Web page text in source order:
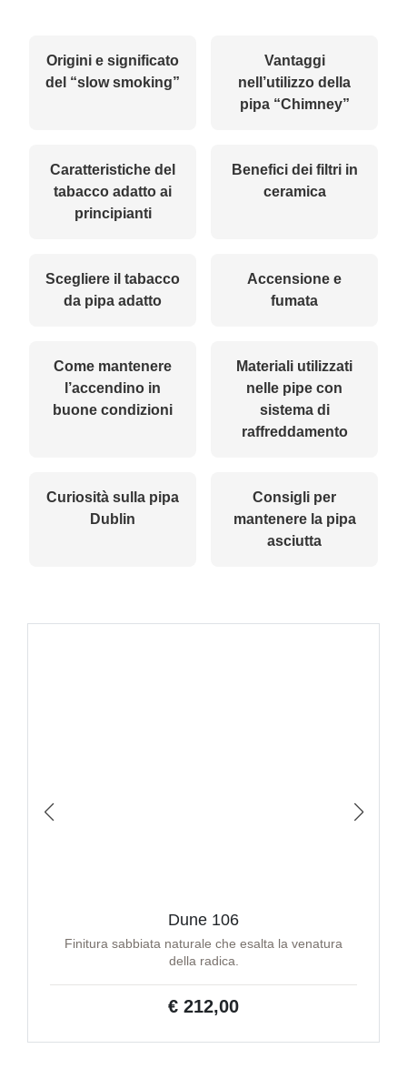
Origini e significato
del “slow smoking”
Vantaggi
nell’utilizzo della
pipa “Chimney”
Caratteristiche del
tabacco adatto ai
principianti
Benefici dei filtri in
ceramica
Scegliere il tabacco
da pipa adatto
Accensione e
fumata
Come mantenere
l’accendino in
buone condizioni
Materiali utilizzati
nelle pipe con
sistema di
raffreddamento
Curiosità sulla pipa
Dublin
Consigli per
mantenere la pipa
asciutta
Dune 106
Finitura sabbiata naturale che esalta la venatura
della radica.
€ 212,00